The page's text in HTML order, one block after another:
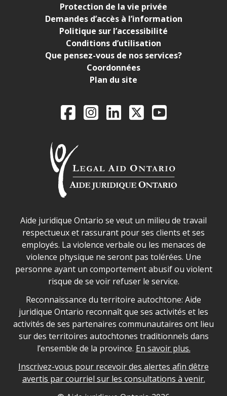
Protection de la vie privée
Demandes d’accès à l’information
Politique sur l’accessibilité
Conditions d’utilisation
Que pensez-vous de nos services?
Coordonnées
Plan du site
Legal Aid Ontario
FacebookInstagram
LinkedIn
X YouTube
Déclaration sur la sécurité dans les locaux d'AJO.
Aide juridique Ontario se veut un milieu de travail
respectueux et rassurant pour ses clients et ses
employés. La violence verbale ou les menaces de
violence physique ne seront pas tolérées. Une
personne ayant un comportement abusif ou violent
risque de se voir refuser le service.
Legal Aid Ontario land acknowledgement
Reconnaissance du territoire autochtone: Aide
juridique Ontario reconnaît que ses activités et les
activités de ses partenaires communautaires ont lieu
sur des territoires autochtones traditionnels dans
l’ensemble de la province. En savoir plus.
Inscrivez-vous pour recevoir des alertes afin dêtre
avertis par courriel sur les consultations à venir.